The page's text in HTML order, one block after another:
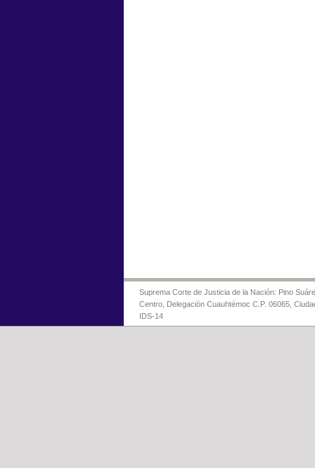
Suprema Corte de Justicia de la Nación: Pino
Centro, Delegación Cuauhtémoc C.P. 06065,
IDS-14